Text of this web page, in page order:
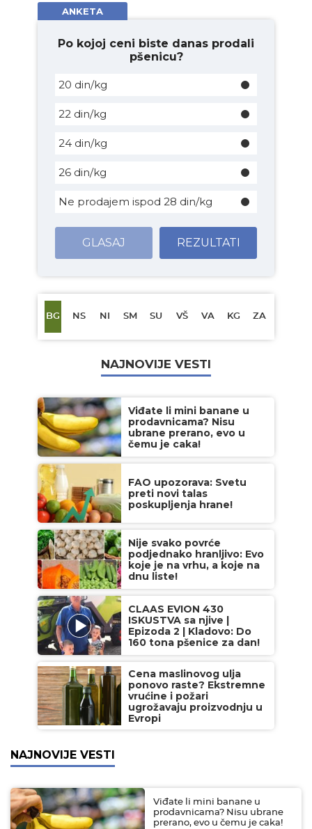
ANKETA
Po kojoj ceni biste danas prodali
pšenicu?
20 din/kg
22 din/kg
24 din/kg
26 din/kg
Ne prodajem ispod 28 din/kg
GLASAJ REZULTATI
BG NS NI SM SU VŠ VA KG ZA
NAJNOVIJE VESTI
Viđate li mini banane u
prodavnicama? Nisu
ubrane prerano, evo u
čemu je caka!
FAO upozorava: Svetu
preti novi talas
poskupljenja hrane!
Nije svako povrće
podjednako hranljivo: Evo
koje je na vrhu, a koje na
dnu liste!
CLAAS EVION 430
ISKUSTVA sa njive |
Epizoda 2 | Kladovo: Do
160 tona pšenice za dan!
Cena maslinovog ulja
ponovo raste? Ekstremne
vrućine i požari
ugrožavaju proizvodnju u
Evropi
NAJNOVIJE VESTI
Viđate li mini banane u
prodavnicama? Nisu ubrane
prerano, evo u čemu je caka!